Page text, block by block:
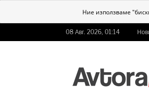
Ние използваме
08 Авг. 2026, 01:14